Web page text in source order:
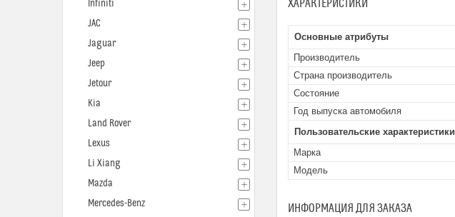
ХАРАКТЕРИСТИКИ
Основные атрибуты
Производитель
Страна производитель
Состояние
Год выпуска автомобиля
Пользовательские характеристики
Марка
Модель
ИНФОРМАЦИЯ ДЛЯ ЗАКАЗА
Infiniti
JAC
Jaguar
Jeep
Jetour
Kia
Land Rover
Lexus
Li Xiang
Mazda
Mercedes-Benz